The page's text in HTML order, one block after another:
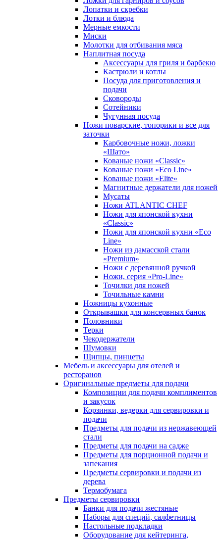
Лопатки и скребки
Лотки и блюда
Мерные емкости
Миски
Молотки для отбивания мяса
Наплитная посуда
Аксессуары для гриля и барбекю
Кастрюли и котлы
Посуда для приготовления и
подачи
Сковороды
Сотейники
Чугунная посуда
Ножи поварские, топорики и все для
заточки
Карбовочные ножи, ложки
«Шато»
Кованые ножи «Classic»
Кованые ножи «Eco Line»
Кованые ножи «Elite»
Магнитные держатели для ножей
Мусаты
Ножи ATLANTIC CHEF
Ножи для японской кухни
«Classic»
Ножи для японской кухни «Eco
Line»
Ножи из дамасской стали
«Premium»
Ножи с деревянной ручкой
Ножи, серия «Pro-Line»
Точилки для ножей
Точильные камни
Ножницы кухонные
Открывашки для консервных банок
Половники
Терки
Чекодержатели
Шумовки
Щипцы, пинцеты
Мебель и аксессуары для отелей и
ресторанов
Оригинальные предметы для подачи
Композиции для подачи комплиментов
и закусок
Корзинки, ведерки для сервировки и
подачи
Предметы для подачи из нержавеющей
стали
Предметы для подачи на садже
Предметы для порционной подачи и
запекания
Предметы сервировки и подачи из
дерева
Термобумага
Предметы сервировки
Банки для подачи жестяные
Наборы для специй, салфетницы
Настольные подкладки
Оборудование для кейтеринга,